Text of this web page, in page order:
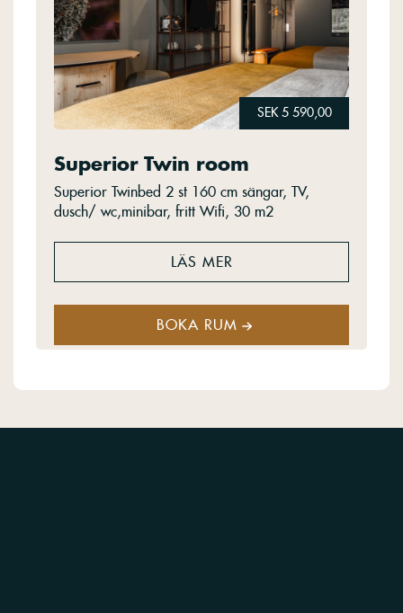
Superior Twin room
Superior Twinbed 2 st 160 cm sängar, TV,
dusch/ wc,minibar, fritt Wifi, 30 m2
LÄS MER
SEK 5 590,00
BOKA RUM